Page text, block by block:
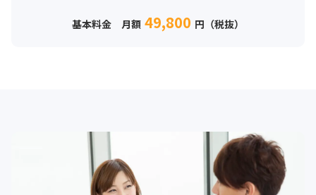
基本料金 月額 49,800 円（税抜）